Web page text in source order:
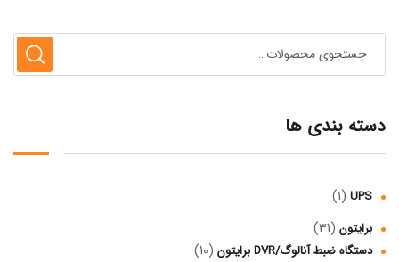
دسته بندی ها
UPS
(1)
برایتون (31)
دستگاه ضبط آنالوگ/DVR برایتون (10)